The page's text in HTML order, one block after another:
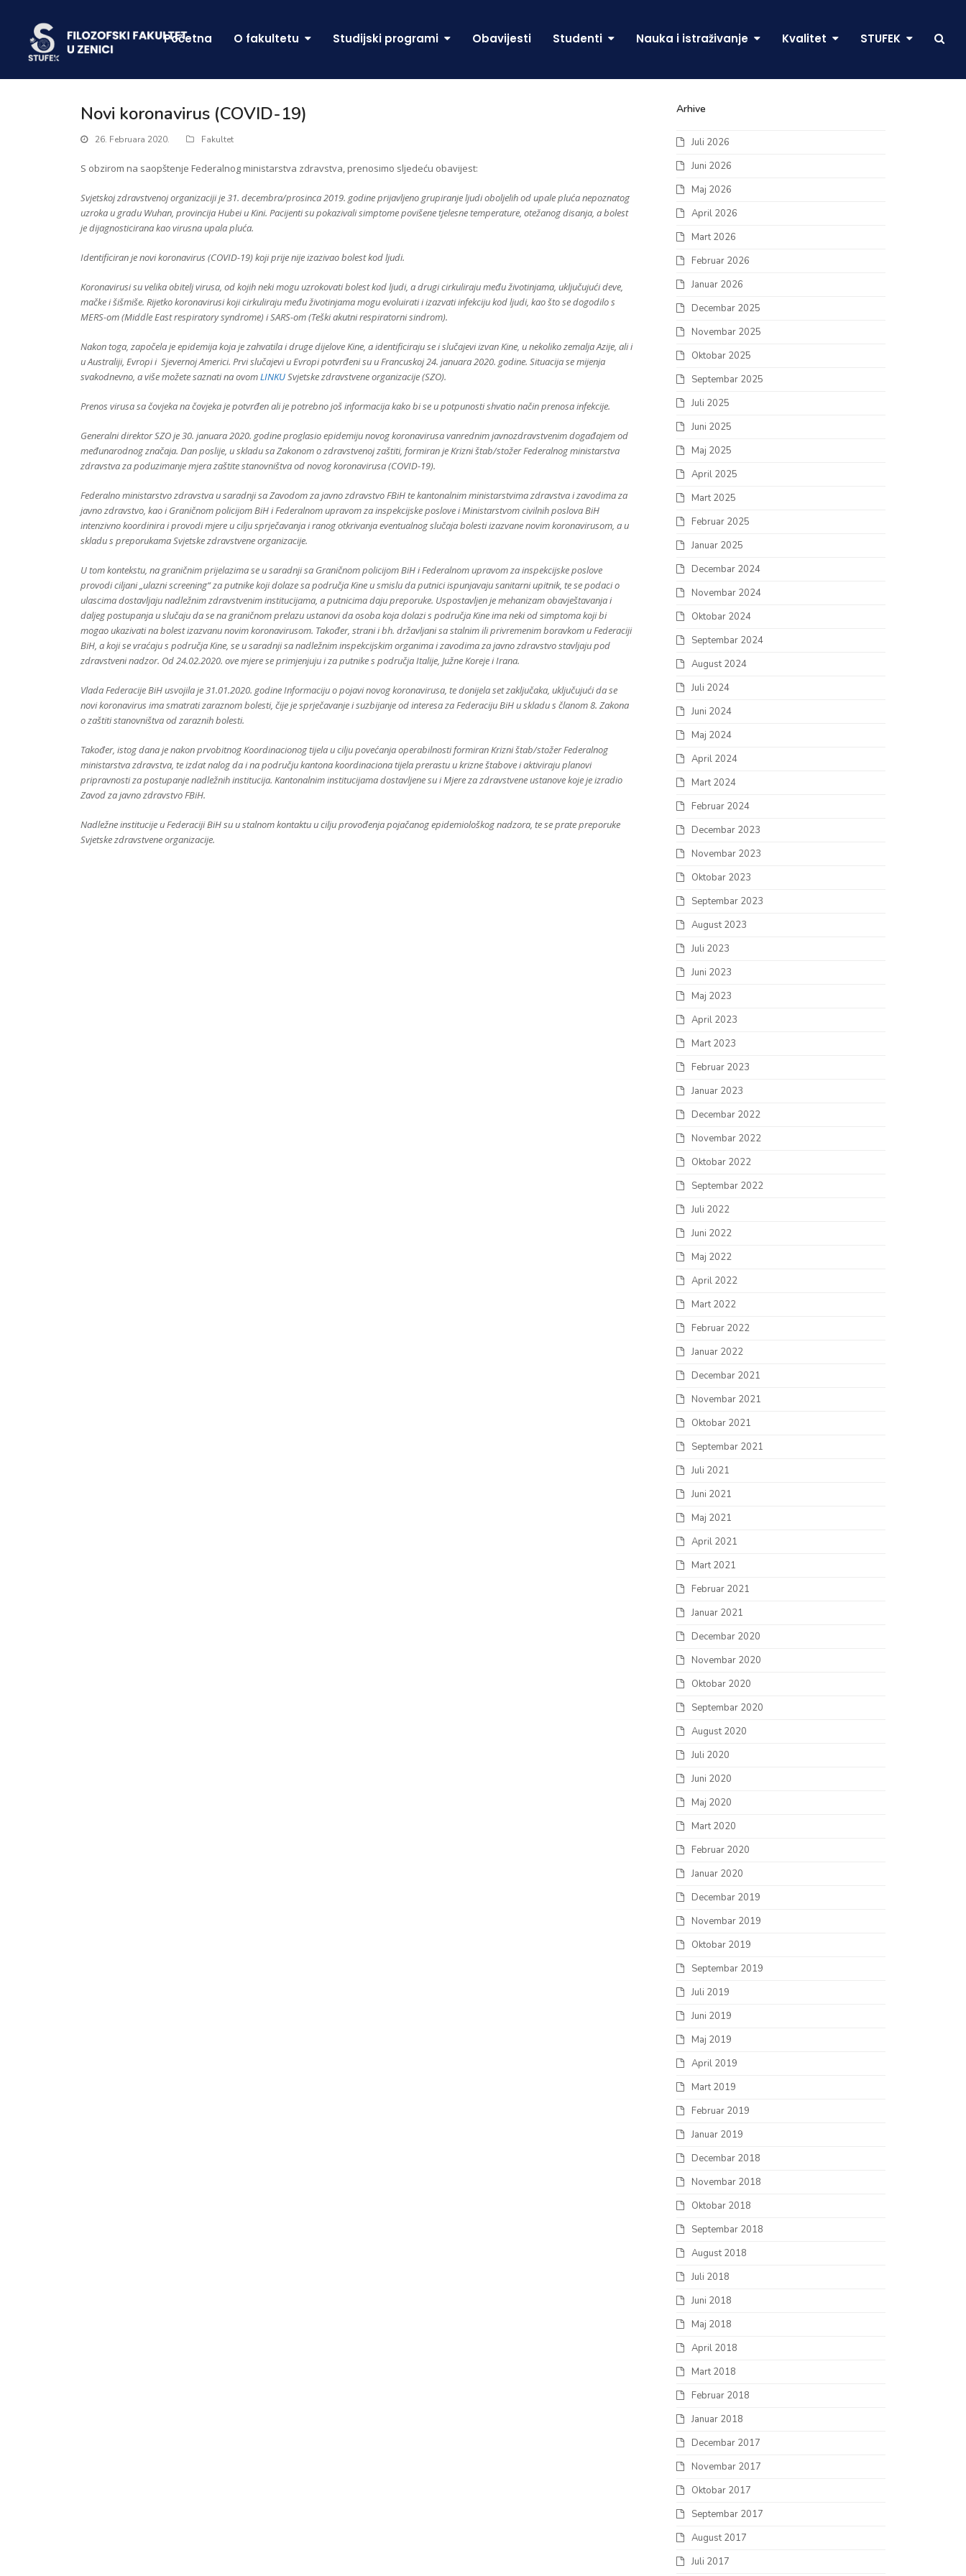
Početna O fakultetu Studijski programi Obavijesti Studenti Nauka i istraživanje Kvalitet STUFEK
Novi koronavirus (COVID-19)
26. Februara 2020. Fakultet
S obzirom na saopštenje Federalnog ministarstva zdravstva, prenosimo sljedeću obavijest:
Svjetskoj zdravstvenoj organizaciji je 31. decembra/prosinca 2019. godine prijavljeno grupiranje ljudi oboljelih od upale pluća nepoznatog
uzroka u gradu Wuhan, provincija Hubei u Kini. Pacijenti su pokazivali simptome povišene tjelesne temperature, otežanog disanja, a bolest
je dijagnosticirana kao virusna upala pluća.
Identificiran je novi koronavirus (COVID-19) koji prije nije izazivao bolest kod ljudi.
Koronavirusi su velika obitelj virusa, od kojih neki mogu uzrokovati bolest kod ljudi, a drugi cirkuliraju među životinjama, uključujući deve,
mačke i šišmiše. Rijetko koronavirusi koji cirkuliraju među životinjama mogu evoluirati i izazvati infekciju kod ljudi, kao što se dogodilo s
MERS-om (Middle East respiratory syndrome) i SARS-om (Teški akutni respiratorni sindrom).
Nakon toga, započela je epidemija koja je zahvatila i druge dijelove Kine, a identificiraju se i slučajevi izvan Kine, u nekoliko zemalja Azije, ali i
u Australiji, Evropi i Sjevernoj Americi. Prvi slučajevi u Evropi potvrđeni su u Francuskoj 24. januara 2020. godine. Situacija se mijenja
svakodnevno, a više možete saznati na ovomLINKUSvjetske zdravstvene organizacije (SZO).
Prenos virusa sa čovjeka na čovjeka je potvrđen ali je potrebno još informacija kako bi se u potpunosti shvatio način prenosa infekcije.
Generalni direktor SZO je 30. januara 2020. godine proglasio epidemiju novog koronavirusa vanrednim javnozdravstvenim događajem od
međunarodnog značaja. Dan poslije, u skladu sa Zakonom o zdravstvenoj zaštiti, formiran je Krizni štab/stožer Federalnog ministarstva
zdravstva za poduzimanje mjera zaštite stanovništva od novog koronavirusa (COVID-19).
Federalno ministarstvo zdravstva u saradnji sa Zavodom za javno zdravstvo FBiH te kantonalnim ministarstvima zdravstva i zavodima za
javno zdravstvo, kao i Graničnom policijom BiH i Federalnom upravom za inspekcijske poslove i Ministarstvom civilnih poslova BiH
intenzivno koordinira i provodi mjere u cilju sprječavanja i ranog otkrivanja eventualnog slučaja bolesti izazvane novim koronavirusom, a u
skladu s preporukama Svjetske zdravstvene organizacije.
U tom kontekstu, na graničnim prijelazima se u saradnji sa Graničnom policijom BiH i Federalnom upravom za inspekcijske poslove
provodi ciljani „ulazni screening“ za putnike koji dolaze sa područja Kine u smislu da putnici ispunjavaju sanitarni upitnik, te se podaci o
ulascima dostavljaju nadležnim zdravstvenim institucijama, a putnicima daju preporuke. Uspostavljen je mehanizam obavještavanja i
daljeg postupanja u slučaju da se na graničnom prelazu ustanovi da osoba koja dolazi s područja Kine ima neki od simptoma koji bi
mogao ukazivati na bolest izazvanu novim koronavirusom. Također, strani i bh. državljani sa stalnim ili privremenim boravkom u Federaciji
BiH, a koji se vraćaju s područja Kine, se u saradnji sa nadležnim inspekcijskim organima i zavodima za javno zdravstvo stavljaju pod
zdravstveni nadzor. Od 24.02.2020. ove mjere se primjenjuju i za putnike s područja Italije, Južne Koreje i Irana.
Vlada Federacije BiH usvojila je 31.01.2020. godine Informaciju o pojavi novog koronavirusa, te donijela set zaključaka, uključujući da se
novi koronavirus ima smatrati zaraznom bolesti, čije je sprječavanje i suzbijanje od interesa za Federaciju BiH u skladu s članom 8. Zakona
o zaštiti stanovništva od zaraznih bolesti.
Također, istog dana je nakon prvobitnog Koordinacionog tijela u cilju povećanja operabilnosti formiran Krizni štab/stožer Federalnog
ministarstva zdravstva, te izdat nalog da i na području kantona koordinaciona tijela prerastu u krizne štabove i aktiviraju planovi
pripravnosti za postupanje nadležnih institucija. Kantonalnim institucijama dostavljene su i Mjere za zdravstvene ustanove koje je izradio
Zavod za javno zdravstvo FBiH.
Nadležne institucije u Federaciji BiH su u stalnom kontaktu u cilju provođenja pojačanog epidemiološkog nadzora, te se prate preporuke
Svjetske zdravstvene organizacije.
Arhive
Juli 2026
Juni 2026
Maj 2026
April 2026
Mart 2026
Februar 2026
Januar 2026
Decembar 2025
Novembar 2025
Oktobar 2025
Septembar 2025
Juli 2025
Juni 2025
Maj 2025
April 2025
Mart 2025
Februar 2025
Januar 2025
Decembar 2024
Novembar 2024
Oktobar 2024
Septembar 2024
August 2024
Juli 2024
Juni 2024
Maj 2024
April 2024
Mart 2024
Februar 2024
Decembar 2023
Novembar 2023
Oktobar 2023
Septembar 2023
August 2023
Juli 2023
Juni 2023
Maj 2023
April 2023
Mart 2023
Februar 2023
Januar 2023
Decembar 2022
Novembar 2022
Oktobar 2022
Septembar 2022
Juli 2022
Juni 2022
Maj 2022
April 2022
Mart 2022
Februar 2022
Januar 2022
Decembar 2021
Novembar 2021
Oktobar 2021
Septembar 2021
Juli 2021
Juni 2021
Maj 2021
April 2021
Mart 2021
Februar 2021
Januar 2021
Decembar 2020
Novembar 2020
Oktobar 2020
Septembar 2020
August 2020
Juli 2020
Juni 2020
Maj 2020
Mart 2020
Februar 2020
Januar 2020
Decembar 2019
Novembar 2019
Oktobar 2019
Septembar 2019
Juli 2019
Juni 2019
Maj 2019
April 2019
Mart 2019
Februar 2019
Januar 2019
Decembar 2018
Novembar 2018
Oktobar 2018
Septembar 2018
August 2018
Juli 2018
Juni 2018
Maj 2018
April 2018
Mart 2018
Februar 2018
Januar 2018
Decembar 2017
Novembar 2017
Oktobar 2017
Septembar 2017
August 2017
Juli 2017